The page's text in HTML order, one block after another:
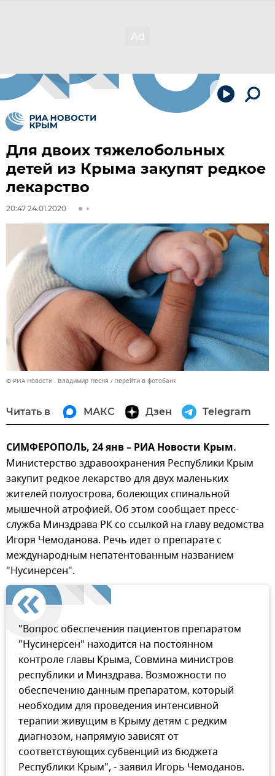
Для двоих тяжелобольных
детей из Крыма закупят редкое
лекарство
20:47 24.01.2020
© РИА Новости . Владимир Песня Перейти в фотобанк
Читать в МАКС Дзен Telegram
СИМФЕРОПОЛЬ, 24 янв – РИА Новости Крым.
Министерство здравоохранения Республики Крым
закупит редкое лекарство для двух маленьких
жителей полуострова, болеющих спинальной
мышечной атрофией. Об этом сообщает пресс-
служба Минздрава РК со ссылкой на главу ведомства
Игоря Чемоданова. Речь идет о препарате с
международным непатентованным названием
"Нусинерсен".
"Вопрос обеспечения пациентов препаратом
"Нусинерсен" находится на постоянном
контроле главы Крыма, Совмина министров
республики и Минздрава. Возможности по
обеспечению данным препаратом, который
необходим для проведения интенсивной
терапии живущим в Крыму детям с редким
диагнозом, напрямую зависят от
соответствующих субвенций из бюджета
Республики Крым", - заявил Игорь Чемоданов.